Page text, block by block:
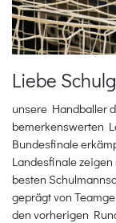
Liebe
unsere Handballer
bemerkenswerten
Bundesfinale
Landesfinale
besten
geprägt von
den vorherigen